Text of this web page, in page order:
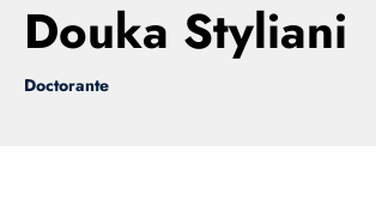
Douka Styliani
Doctorante